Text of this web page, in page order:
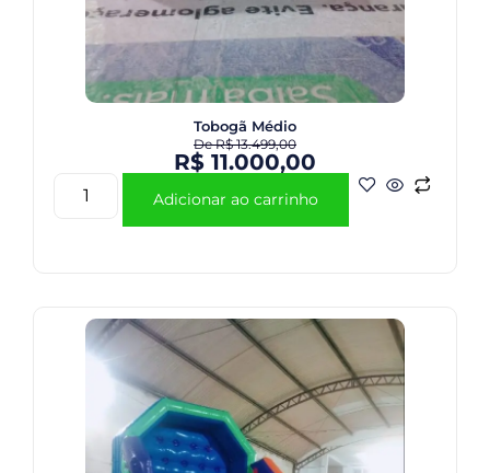
Tobogã Médio
DeR$13.499,00
R$ 11.000,00
Adicionar ao carrinho